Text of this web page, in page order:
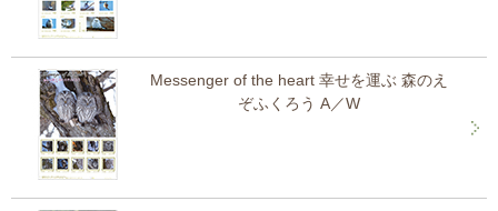
Messenger of the heart 幸せを運ぶ 森のえ
ぞふくろう A／W